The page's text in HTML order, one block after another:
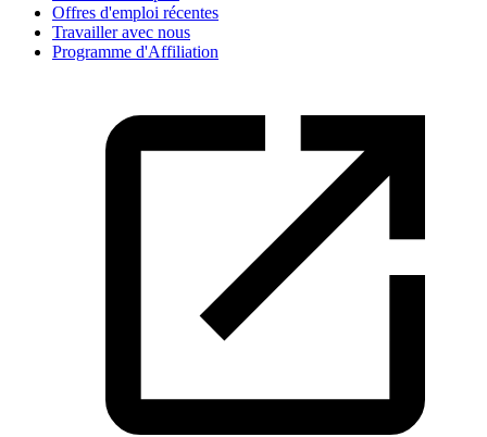
Offres d'emploi récentes
Travailler avec nous
Programme d'Affiliation